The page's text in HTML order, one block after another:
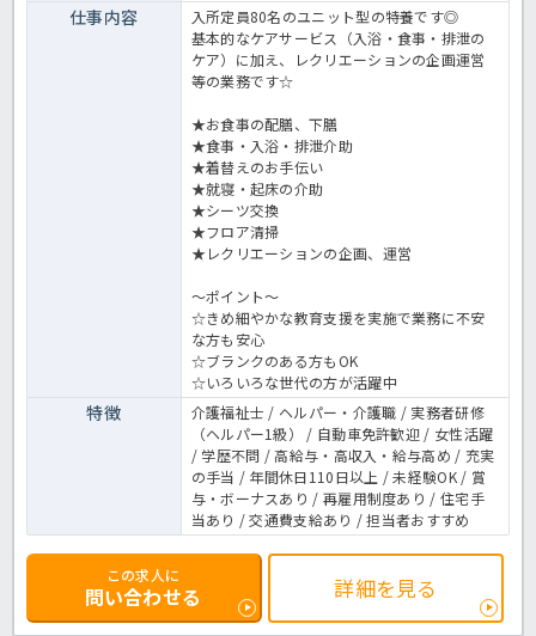
仕事内容
入所定員80名のユニット型の特養です◎
基本的なケアサービス（入浴・食事・排泄の
ケア）に加え、レクリエーションの企画運営
等の業務です☆
★お食事の配膳、下膳
★食事・入浴・排泄介助
★着替えのお手伝い
★就寝・起床の介助
★シーツ交換
★フロア清掃
★レクリエーションの企画、運営
～ポイント～
☆きめ細やかな教育支援を実施で業務に不安
な方も安心
☆ブランクのある方もOK
☆いろいろな世代の方が活躍中
特徴
介護福祉士 / ヘルパー・介護職 / 実務者研修
（ヘルパー1級） / 自動車免許歓迎 / 女性活躍
/ 学歴不問 / 高給与・高収入・給与高め / 充実
の手当 / 年間休日110日以上 / 未経験OK / 賞
与・ボーナスあり / 再雇用制度あり / 住宅手
当あり / 交通費支給あり / 担当者おすすめ
この求人に
問い合わせる 詳細を見る